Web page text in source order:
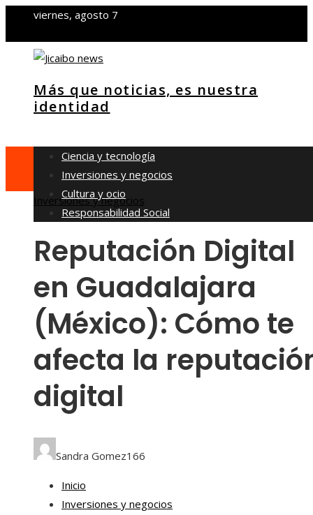
viernes, agosto 7
Más que noticias, es nuestra
identidad
Ciencia y tecnología
Inversiones y negocios
Cultura y ocio
Responsabilidad Social
Inversiones y negocios
Reputación Digital
en Guadalajara
(México): Cómo te
afecta la
digital
Sandra Gomez166
Inicio
Inversiones y negocios